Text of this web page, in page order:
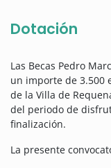
Dotación
Las Becas Pedro
un importe de 3.500
de la Villa de
del periodo de
finalización.
La presente